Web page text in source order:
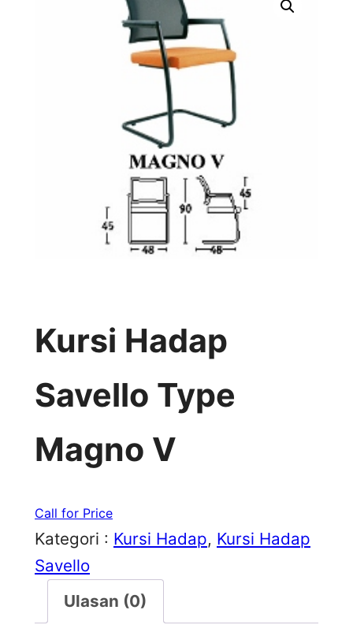
Kursi Hadap
Savello Type
Magno V
Call for Price
Kategori : Kursi Hadap, Kursi Hadap
Savello
Ulasan (0)